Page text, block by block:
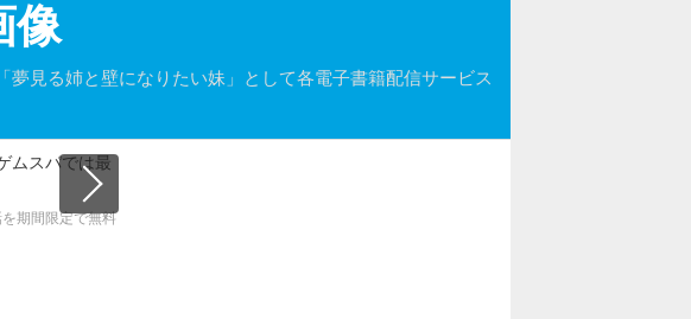
像
見る姉と壁になりたい妹」として各電子書籍配信サービス
期間限定で無料